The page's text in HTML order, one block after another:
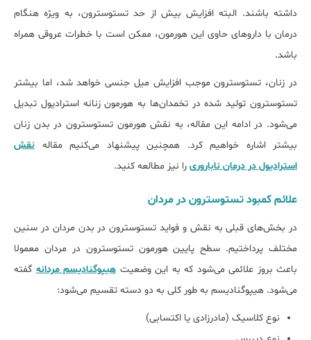
داشته باشند. البته افزایش بیش از حد تستوسترون، به ویژه هنگام
درمان با داروهای حاوی این هورمون، ممکن است با خطرات عروقی همراه
باشد.
در زنان، تستوسترون موجب افزایش میل جنسی خواهد شد، اما بیشتر
تستوسترون تولید شده در تخمدان‌ها به هورمون زنانه استرادیول تبدیل
می‌شود. در ادامه این مقاله، به نقش هورمون تستوسترون در بدن زنان
بیشتر اشاره خواهیم کرد. همچنین پیشنهاد می‌کنیم مقاله نقش
استرادیول در درمان ناباروری را نیز مطالعه کنید.
علائم کمبود تستوسترون در مردان
در بخش‌های قبلی به نقش و فواید تستوسترون در بدن مردان در سنین
مختلف پرداختیم. سطح پایین هورمون تستوسترون در مردان معمولا
باعث بروز علائمی می‌شود که به این وضعیت هیپوگنادیسم مردانه گفته
می‌شود. هیپوگنادیسم به طور کلی به دو دسته تقسیم می‌شود:
نوع کلاسیک (مادرزادی یا اکتسابی)